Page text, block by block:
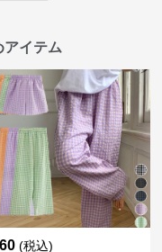
アイテム
(税込)